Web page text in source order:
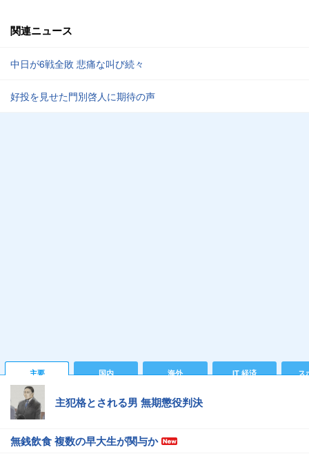
関連ニュース
中日が6戦全敗 悲痛な叫び続々
好投を見せた門別啓人に期待の声
主要 国内 海外 IT 経済 ス
主犯格とされる男 無期懲役判決
無銭飲食 複数の早大生が関与か